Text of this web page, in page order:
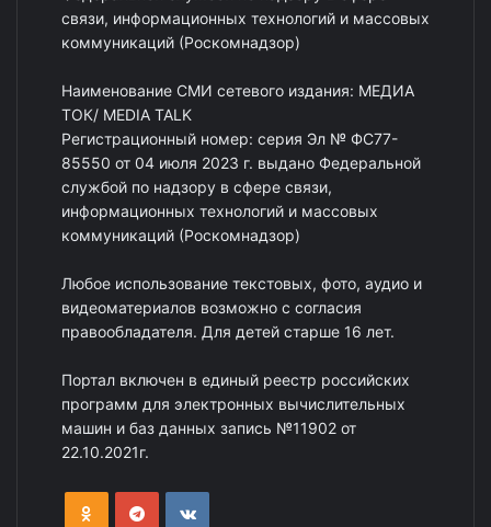
связи, информационных технологий и массовых
коммуникаций (Роскомнадзор)
Наименование СМИ сетевого издания: МЕДИА
ТОК/ MEDIA TALK
Регистрационный номер: серия Эл № ФС77-
85550 от 04 июля 2023 г. выдано Федеральной
службой по надзору в сфере связи,
информационных технологий и массовых
коммуникаций (Роскомнадзор)
Любое использование текстовых, фото, аудио и
видеоматериалов возможно с согласия
правообладателя. Для детей старше 16 лет.
Портал включен в единый реестр российских
программ для электронных вычислительных
машин и баз данных запись №11902 от
22.10.2021г.